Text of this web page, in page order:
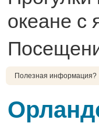
океане с
Полезная информация?